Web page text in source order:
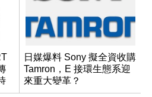
日媒爆料 Sony 擬全資收購
Tamron，E 接環生態系迎
來重大變革？